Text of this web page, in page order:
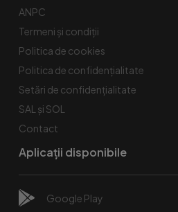
ANPC
Termeni și condiții
Politica de cookies
Politica de confidențialitate
Setări de confidențialitate
SAL și SOL
Contact
Aplicații disponibile
Google Play